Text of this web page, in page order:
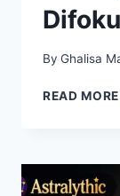
By Ghalisa
READ MORE